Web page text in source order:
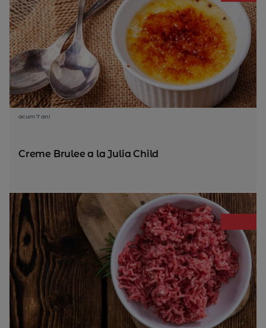
acum 7 ani
Creme Brulee a la Julia Child